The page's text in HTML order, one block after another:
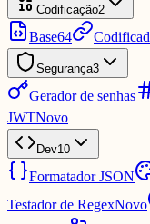
Codificação2
Base64
Segurança3
Gerador de senhas
JWTNovo
Dev10
Formatador JSON
Testador de RegexNovo